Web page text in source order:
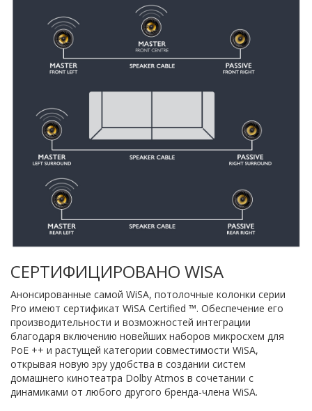
СЕРТИФИЦИРОВАНО WISA
Анонсированные самой WiSA, потолочные колонки серии
Pro имеют сертификат WiSA Certified ™. Обеспечение его
производительности и возможностей интеграции
благодаря включению новейших наборов микросхем для
PoE ++ и растущей категории совместимости WiSA,
открывая новую эру удобства в создании систем
домашнего кинотеатра Dolby Atmos в сочетании с
динамиками от любого другого бренда-члена WiSA.